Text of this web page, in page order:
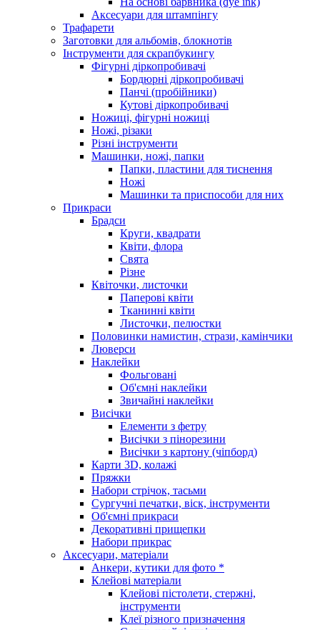
Аксесуари для штампінгу
Трафарети
Заготовки для альбомів, блокнотів
Інструменти для скрапбукингу
Фігурні діркопробивачі
Бордюрні діркопробивачі
Панчі (пробійники)
Кутові діркопробивачі
Ножиці, фігурні ножиці
Ножі, різаки
Різні інструменти
Машинки, ножі, папки
Папки, пластини для тиснення
Ножі
Машинки та приспособи для них
Прикраси
Брадси
Круги, квадрати
Квіти, флора
Свята
Різне
Квіточки, листочки
Паперові квіти
Тканинні квіти
Листочки, пелюстки
Половинки намистин, стрази, камінчики
Люверси
Наклейки
Фольговані
Об'ємні наклейки
Звичайні наклейки
Висічки
Елементи з фетру
Висічки з пінорезини
Висічки з картону (чіпборд)
Карти 3D, колажі
Пряжки
Набори стрічок, тасьми
Сургучні печатки, віск, інструменти
Об'ємні прикраси
Декоративні прищепки
Набори прикрас
Аксесуари, матеріали
Анкери, кутики для фото *
Клейові матеріали
Клейові пістолети, стержні,
інструменти
Клеї різного призначення